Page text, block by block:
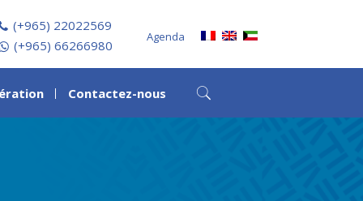
(+965) 22022569
(+965) 66266980
Agenda
Contactez-nous